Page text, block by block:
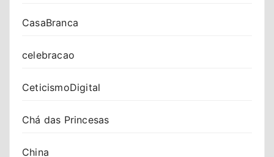
CasaBranca
celebracao
CeticismoDigital
Chá das Princesas
China